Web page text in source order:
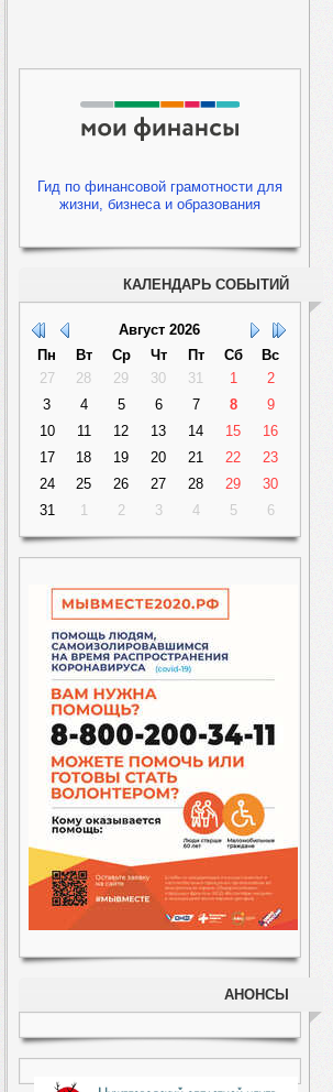
Гид по финансовой грамотности для
жизни, бизнеса и образования
КАЛЕНДАРЬ СОБЫТИЙ
Август 2026
Пн
Вт Ср Чт Пт Сб
Вс
27
28 29 30 31 1
2
3
4 5 6 7 8
9
10
11 12 13 14 15
16
17
18 19 20 21 22
23
24
25 26 27 28 29
30
31
1 2 3 4 5 6
АНОНСЫ